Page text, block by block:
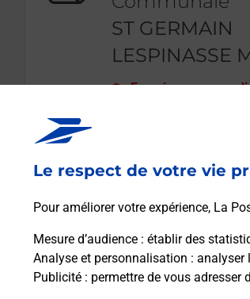
Le respect de votre vie
Pour améliorer votre expérience, La
Mesure d’audience : établir des
Analyse et personnalisation : analyser
Publicité : permettre de vous adresser
ST GERMAIN
LESPINASSE
Fermé-ouvre mardi
En savoir plus